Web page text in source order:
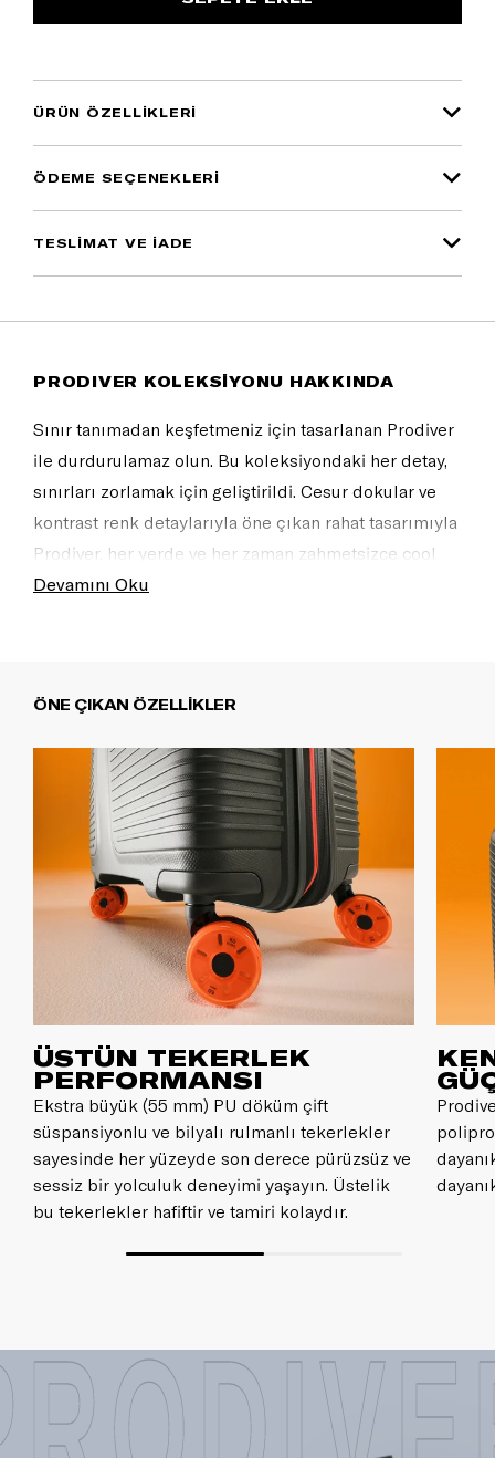
ÜRÜN ÖZELLIKLERI
ÖDEME SEÇENEKLERI
TESLİMAT VE İADE
PRODIVER KOLEKSİYONU HAKKINDA
Sınır tanımadan keşfetmeniz için tasarlanan Prodiver
ile durdurulamaz olun. Bu koleksiyondaki her detay,
sınırları zorlamak için geliştirildi. Cesur dokular ve
kontrast renk detaylarıyla öne çıkan rahat tasarımıyla
Prodiver, her yerde ve her zaman zahmetsizce cool
bir şekilde seyahat etmek isteyenler için mükemmel
Devamını Oku
ÖNE ÇIKAN ÖZELLİKLER
ÜSTÜN TEKERLEK
PERFORMANSI
Ekstra büyük (55 mm) PU döküm çift
süspansiyonlu ve bilyalı rulmanlı tekerlekler
sayesinde her yüzeyde son derece pürüzsüz ve
sessiz bir yolculuk deneyimi yaşayın. Üstelik
bu tekerlekler hafiftir ve tamiri kolaydır.